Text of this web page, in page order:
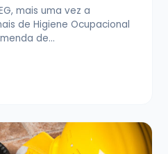
mais uma vez a
de Higiene Ocupacional
de…